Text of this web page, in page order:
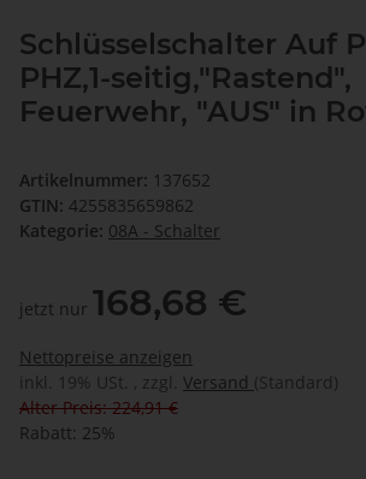
Schlüsselschalter Auf
PHZ,1-seitig,"Rastend",
Feuerwehr, "AUS" in
Artikelnummer: 137652
GTIN: 4255835659862
Kategorie: 08A - Schalter
jetzt nur 168,68 €
Nettopreise anzeigen
inkl. 19% USt. , zzgl. Versand (Standard)
Alter Preis: 224,91 €
Rabatt: 25%